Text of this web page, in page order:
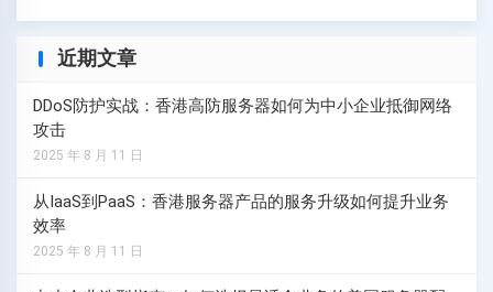
近期文章
DDoS防护实战：香港高防服务器如何为中小企业抵御网络
攻击
2025 年 8 月 11 日
从IaaS到PaaS：香港服务器产品的服务升级如何提升业务
效率
2025 年 8 月 11 日